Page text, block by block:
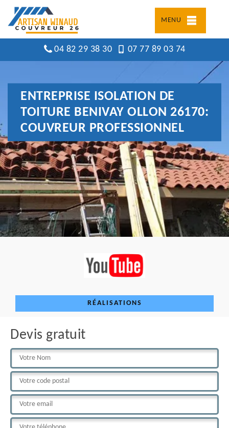
MENU
04 82 29 38 30 07 77 89 03 74
ENTREPRISE ISOLATION DE
TOITURE BENIVAY OLLON 26170:
COUVREUR PROFESSIONNEL
RÉALISATIONS
Devis gratuit